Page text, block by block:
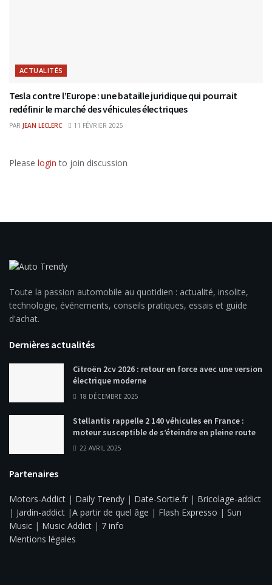
ACTUALITÉS
Tesla contre l’Europe : une bataille juridique qui pourrait
redéfinir le marché des véhicules électriques
PAR JEAN LECLERC 11 FÉVRIER 2025
Please login to join discussion
Toute la passion automobile au quotidien : actualité, insolite,
technologie, événements, conseils pratiques, essais et guide
d'achat.
Dernières actualités
Citroën 2cv 2026 : retour en force avec une version
électrique moderne
18 DÉCEMBRE 2025
Stellantis rappelle 2 140 véhicules en France :
moteur susceptible de s’éteindre en pleine route
22 AVRIL 2025
Partenaires
Motors-Addict | Daily Trendy | Date-Sortie.fr | Bricolage-addict
| Jardin-addict |A partir de quel âge | Flash Expresso | Sun
Music | Music Addict | 7 info
Mentions légales